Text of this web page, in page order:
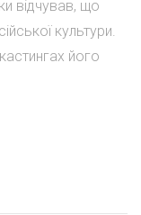
відчував, що
культури.
його